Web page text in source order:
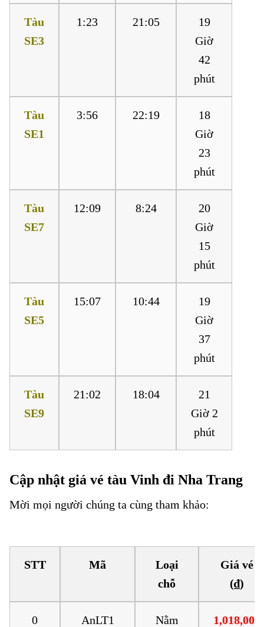
Tàu
SE3
1:23 21:05
19
Giờ
42
phút
Tàu
SE1
3:56 22:19
18
Giờ
23
phút
Tàu
SE7
12:09 8:24
20
Giờ
15
phút
Tàu
SE5
15:07 10:44
19
Giờ
37
phút
Tàu
SE9
21:02 18:04
21
Giờ 2
phút
Cập nhật giá vé tàu Vinh đi Nha Trang
Mời mọi người chúng ta cùng tham khảo:
STT Mã
Loại
chỗ
Giá vé
(₫)
0 AnLT1
Nằm
1,018,000